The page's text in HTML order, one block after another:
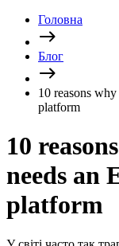
Головна
Блог
10 reasons
platform
10
needs an
platform